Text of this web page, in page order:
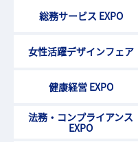
総務サービス EXPO
女性活躍デザインフェア
健康経営 EXPO
法務・コンプライアンス
EXPO